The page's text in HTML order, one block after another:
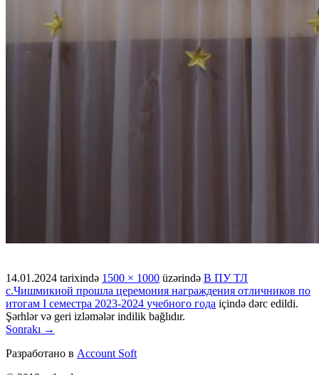
14.01.2024 tarixində 1500 × 1000 üzərində В ПУ ТЛ
с.Чишмикиой прошла церемония награждения отличников по
итогам I семестра 2023-2024 учебного года içində dərc edildi.
Şərhlər və geri izləmələr indilik bağlıdır.
Sonrakı →
Разработано в Account Soft